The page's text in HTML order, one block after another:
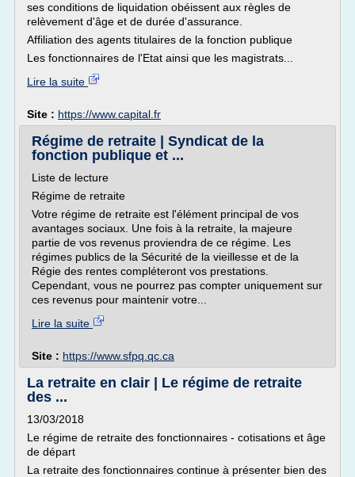
ses conditions de liquidation obéissent aux règles de
relèvement d'âge et de durée d'assurance.
Affiliation des agents titulaires de la fonction publique
Les fonctionnaires de l'Etat ainsi que les magistrats...
Lire la suite
Site : https://www.capital.fr
Régime de retraite | Syndicat de la
fonction publique et ...
Liste de lecture
Régime de retraite
Votre régime de retraite est l'élément principal de vos
avantages sociaux. Une fois à la retraite, la majeure
partie de vos revenus proviendra de ce régime. Les
régimes publics de la Sécurité de la vieillesse et de la
Régie des rentes compléteront vos prestations.
Cependant, vous ne pourrez pas compter uniquement sur
ces revenus pour maintenir votre...
Lire la suite
Site : https://www.sfpq.qc.ca
La retraite en clair | Le régime de retraite
des ...
13/03/2018
Le régime de retraite des fonctionnaires - cotisations et âge
de départ
La retraite des fonctionnaires continue à présenter bien des